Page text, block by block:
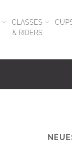
CLASSES
& RIDERS